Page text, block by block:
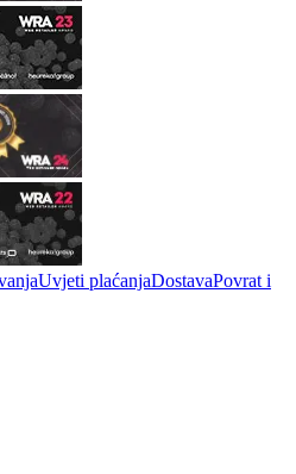
Uvjeti plaćanjaDostavaPovrat i